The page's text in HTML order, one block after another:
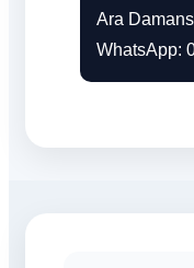
Ara
WhatsApp: